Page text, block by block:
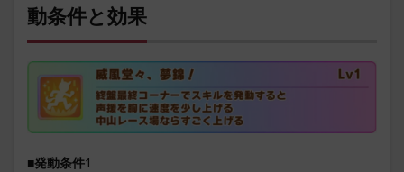
動条件と効果
■発動条件1